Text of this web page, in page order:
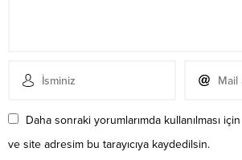
Daha sonraki yorumlarımda kullanılması
ve site adresim bu tarayıcıya kaydedilsin.